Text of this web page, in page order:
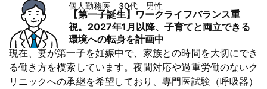
個人勤務医 30代 男性
【第一子誕生】ワークライフバランス重
視。2027年1月以降、子育てと両立できる
環境への転身を計画中
現在、妻が第一子を妊娠中で、家族との時間を大切にでき
る働き方を模索しています。夜間対応や過重労働のないク
リニックへの承継を希望しており、専門医試験（呼吸器）